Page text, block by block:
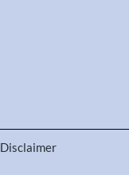
Disclaimer